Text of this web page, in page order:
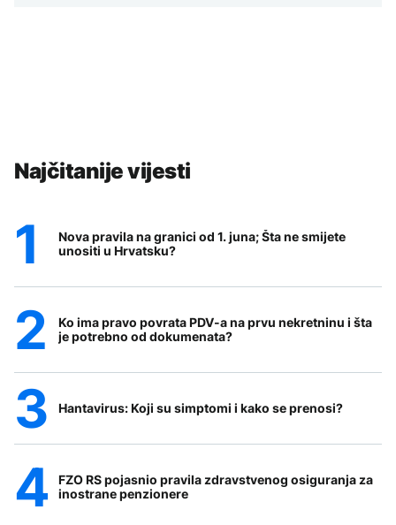
Najčitanije vijesti
Nova pravila na granici od 1. juna; Šta ne smijete
unositi u Hrvatsku?
Ko ima pravo povrata PDV-a na prvu nekretninu i šta
je potrebno od dokumenata?
Hantavirus: Koji su simptomi i kako se prenosi?
FZO RS pojasnio pravila zdravstvenog osiguranja za
inostrane penzionere